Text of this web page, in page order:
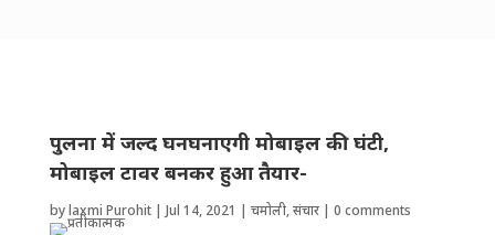
पुलना में जल्द घनघनाएगी मोबाइल की घंटी,
मोबाइल टावर बनकर हुआ तैयार-
bylaxmi Purohit| Jul 14, 2021 | चमोली,संचार| 0 comments